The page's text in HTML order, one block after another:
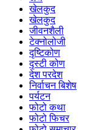
खेलकुद
खेलकुद
जीवनशैली
टेक्नोलोजी
दृष्टिकोण
दृस्टी कोण
देश परदेश
निर्वाचन बिशेष
पर्यटन
फोटो कथा
फोटो फिचर